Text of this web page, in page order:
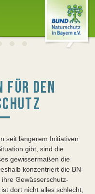
FÜR DEN
seit längerem Initiativen
gibt, sind die
gewissermaßen die
konzentriert die BN-
Gewässerschutz-
dort nicht alles schlecht,